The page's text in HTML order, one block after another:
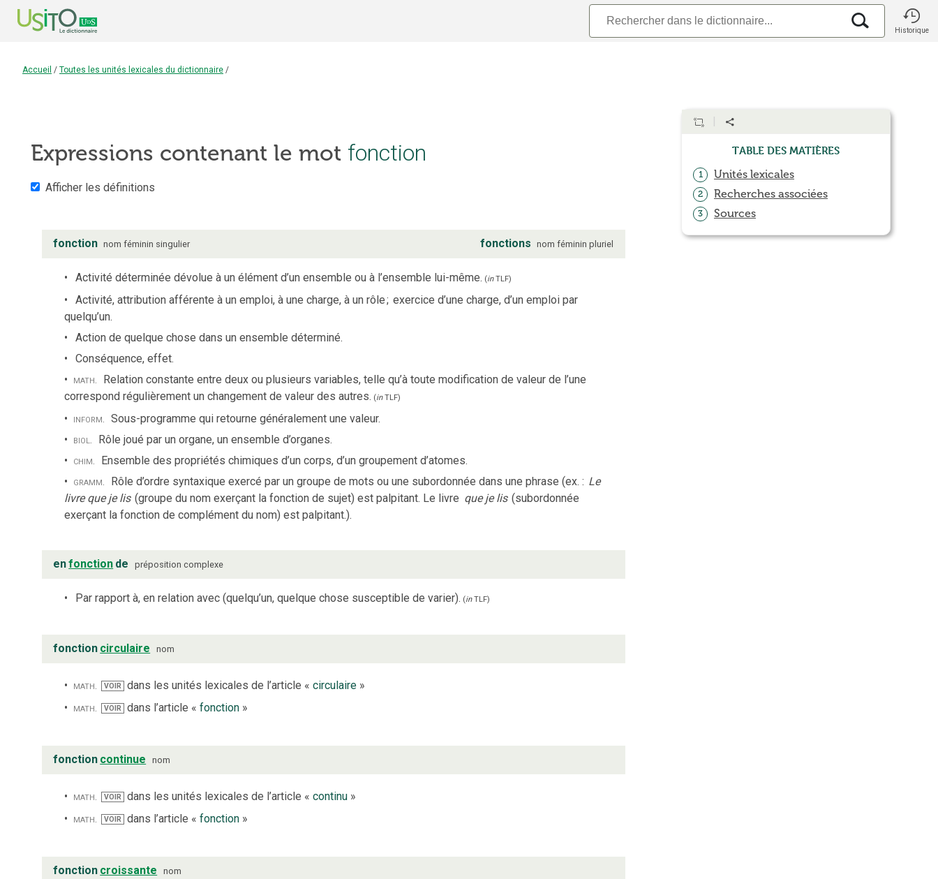
Historique
Accueil / Toutes les unités lexicales du dictionnaire /
Expressions contenant le mot fonction
Afficher les définitions
fonction nom féminin singulier fonctions nom féminin pluriel
Activité déterminée dévolue à un élément d’un ensemble ou à l’ensemble lui-même. (inTLF)
Activité, attribution afférente à un emploi, à une charge, à un rôle; exercice d’une charge, d’un emploi par
quelqu’un.
Action de quelque chose dans un ensemble déterminé.
Conséquence, effet.
math. Relation constante entre deux ou plusieurs variables, telle qu’à toute modification de valeur de l’une
correspond régulièrement un changement de valeur des autres. (inTLF)
inform. Sous-programme qui retourne généralement une valeur.
biol. Rôle joué par un organe, un ensemble d’organes.
chim. Ensemble des propriétés chimiques d’un corps, d’un groupement d’atomes.
gramm. Rôle d’ordre syntaxique exercé par un groupe de mots ou une subordonnée dans une phrase (ex. : Le
livre que je lis (groupe du nom exerçant la fonction de sujet) est palpitant. Le livre que je lis (subordonnée
exerçant la fonction de complément du nom) est palpitant.).
enfonction de préposition complexe
Par rapport à, en relation avec (quelqu’un, quelque chose susceptible de varier). (inTLF)
fonction circulaire nom
math. VOIR dans les unités lexicales de l’article « circulaire»
math.
VOIR dans l’article « fonction»
fonction continue nom
math. VOIR dans les unités lexicales de l’article « continu»
math.
VOIR dans l’article « fonction»
fonction croissante nom
Table des matières
1 Unités lexicales
2 Recherches associées
3 Sources